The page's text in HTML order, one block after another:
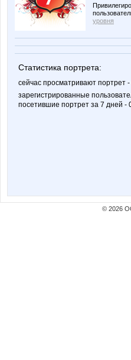
уровня
Статистика портрета:
сейчас просматривают портрет -
зарегистрированные
посетившие портрет за 7 дней -
© 2026